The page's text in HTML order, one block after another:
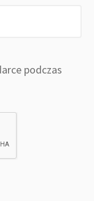
podczas